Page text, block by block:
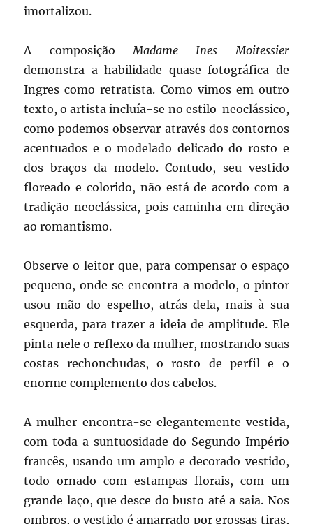
imortalizou.
A composição Madame Ines Moitessier
demonstra a habilidade quase fotográfica de
Ingres como retratista. Como vimos em outro
texto, o artista incluía-se no estilo neoclássico,
como podemos observar através dos contornos
acentuados e o modelado delicado do rosto e
dos braços da modelo. Contudo, seu vestido
floreado e colorido, não está de acordo com a
tradição neoclássica, pois caminha em direção
ao romantismo.
Observe o leitor que, para compensar o espaço
pequeno, onde se encontra a modelo, o pintor
usou mão do espelho, atrás dela, mais à sua
esquerda, para trazer a ideia de amplitude. Ele
pinta nele o reflexo da mulher, mostrando suas
costas rechonchudas, o rosto de perfil e o
enorme complemento dos cabelos.
A mulher encontra-se elegantemente vestida,
com toda a suntuosidade do Segundo Império
francês, usando um amplo e decorado vestido,
todo ornado com estampas florais, com um
grande laço, que desce do busto até a saia. Nos
ombros, o vestido é amarrado por grossas tiras,